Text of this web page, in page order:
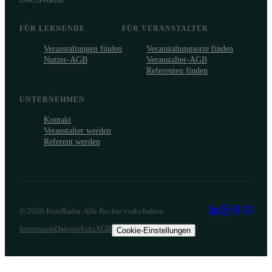
FÜR LERNENDE
Veranstaltungen finden
Nutzer-AGB
FÜR VERANSTALTER
Veranstaltungsorte finden
Veranstalter-AGB
Referenten finden
UNTERNEHMEN
Kontakt
Veranstalter werden
Referent werden
© 2026 KursRadar. Alle Rechte vorbehalten.
ImpressumDatenschutzAGB Cookie-Einstellungen